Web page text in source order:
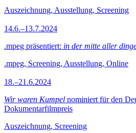
Auszeichnung, Ausstellung, Screening
14.6.–13.7.2024
.mpeg präsentiert: in der mitte aller
.mpeg, Screening, Ausstellung, Online
18.–21.6.2024
Wir waren Kumpel nominiert für den
Dokumentarfilmpreis
Auszeichnung, Screening